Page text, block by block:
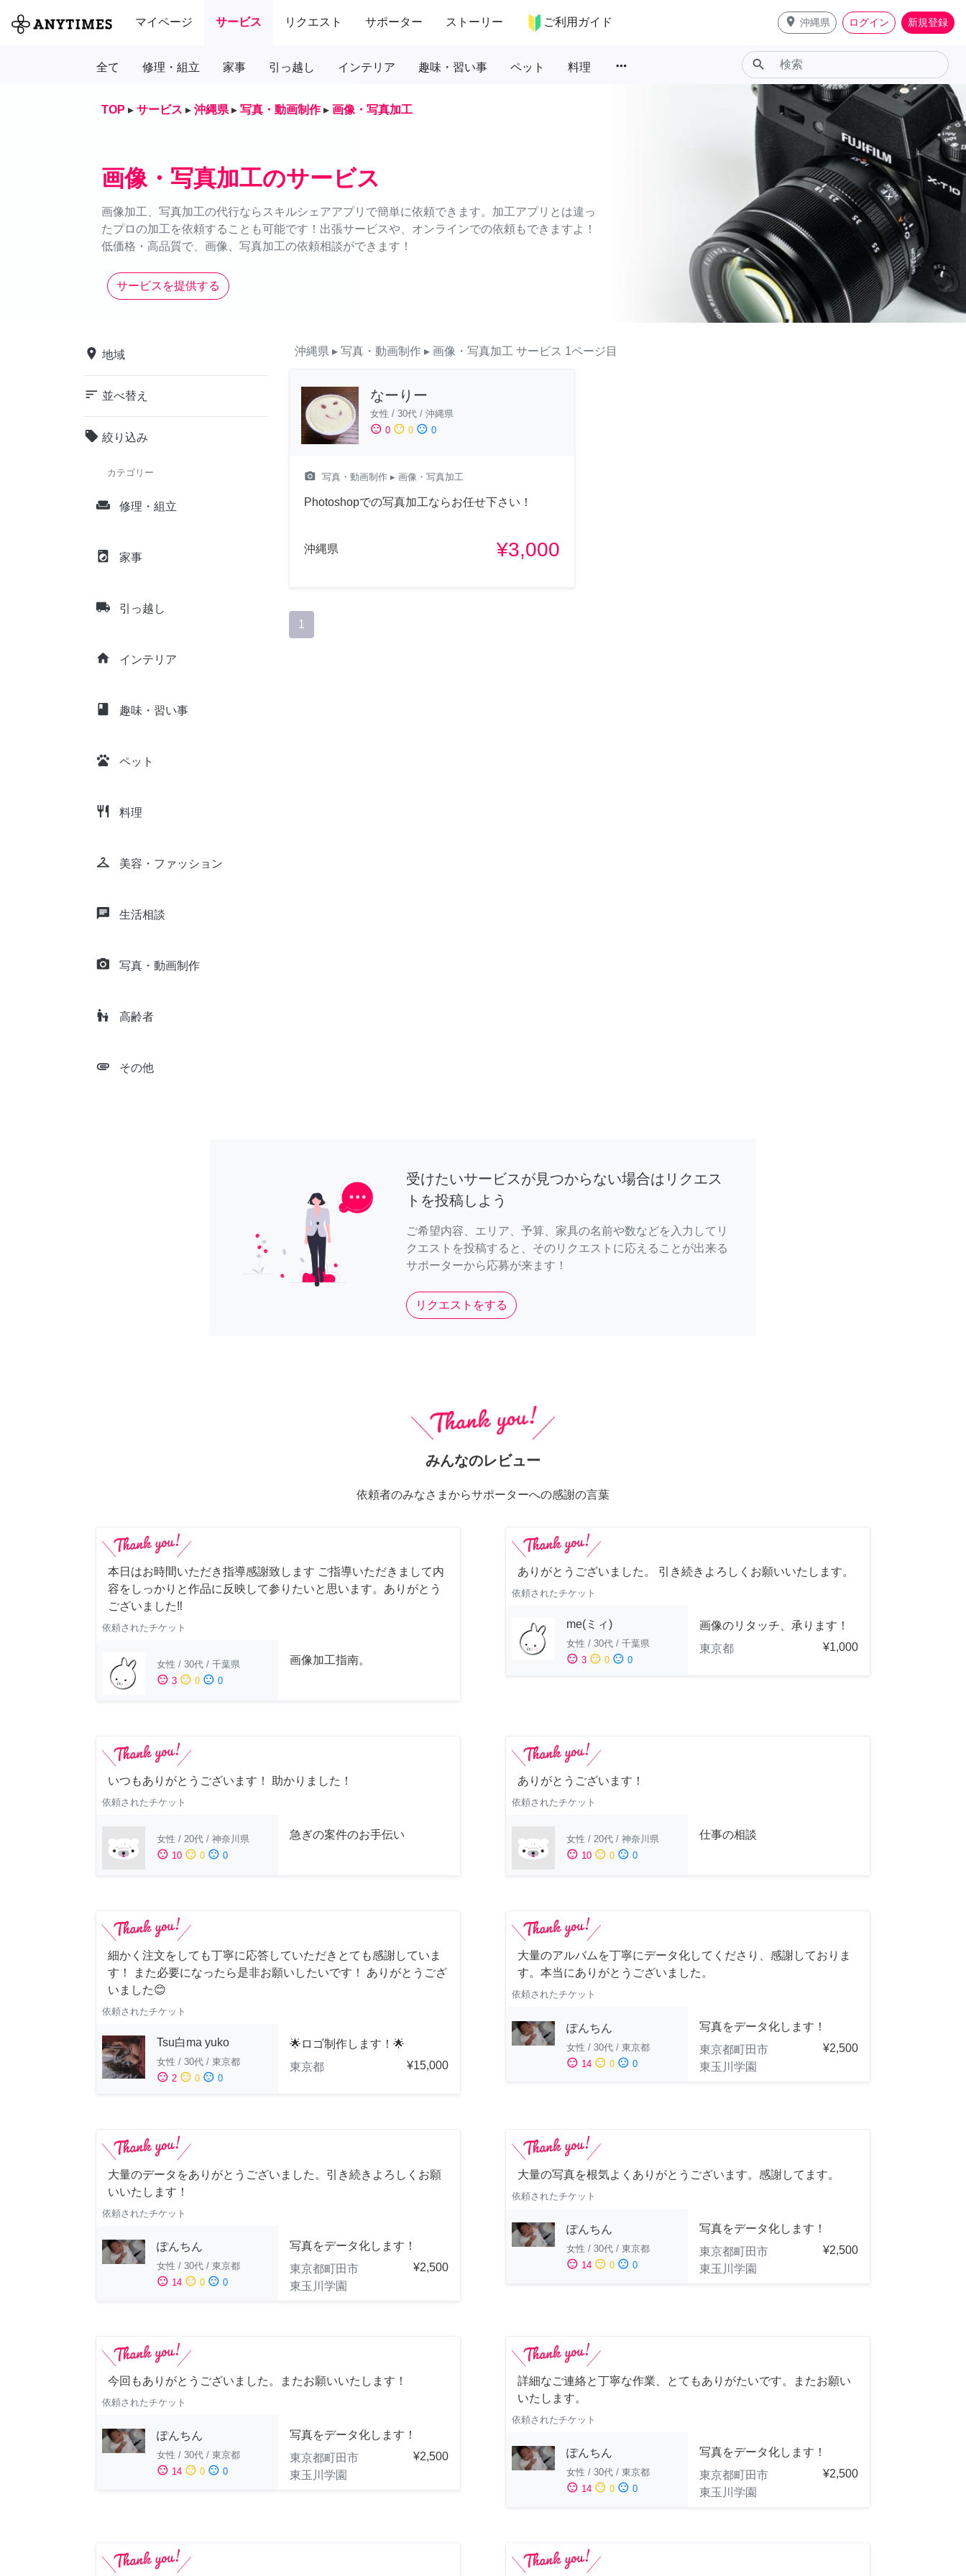
マイページ サービス リクエスト サポーター ストーリー ご利用ガイド place 沖縄県 ログイン 新規登録
全て 修理・組立 家事 引っ越し インテリア 趣味・習い事 ペット 料理 more_horiz search
TOP ▸ サービス ▸ 沖縄県 ▸ 写真・動画制作 ▸ 画像・写真加工
画像・写真加工のサービス
画像加工、写真加工の代行ならスキルシェアアプリで簡単に依頼できます。加工アプリとは違っ
たプロの加工を依頼することも可能です！出張サービスや、オンラインでの依頼もできますよ！
低価格・高品質で、画像、写真加工の依頼相談ができます！
サービスを提供する
place 地域
sort 並べ替え
local_offer 絞り込み
カテゴリー
weekend 修理・組立
local_laundry_service 家事
local_shipping 引っ越し
home インテリア
class 趣味・習い事
pets ペット
restaurant 料理
checkroom 美容・ファッション
chat 生活相談
camera_alt 写真・動画制作
escalator_warning 高齢者
attachment その他
沖縄県 ▸ 写真・動画制作 ▸ 画像・写真加工 サービス 1ページ目
なーりー
女性 / 30代 / 沖縄県
sentiment_satisfied 0 sentiment_neutral 0 sentiment_dissatisfied 0
camera_alt 写真・動画制作 ▸ 画像・写真加工
Photoshopでの写真加工ならお任せ下さい！
沖縄県 ¥3,000
1
受けたいサービスが見つからない場合はリクエス
トを投稿しよう
ご希望内容、エリア、予算、家具の名前や数などを入力してリ
クエストを投稿すると、そのリクエストに応えることが出来る
サポーターから応募が来ます！
リクエストをする
みんなのレビュー
依頼者のみなさまからサポーターへの感謝の言葉
本日はお時間いただき指導感謝致します ご指導いただきまして内
容をしっかりと作品に反映して参りたいと思います。ありがとう
ございました‼️
依頼されたチケット
女性 / 30代 / 千葉県
sentiment_satisfied 3 sentiment_neutral 0 sentiment_dissatisfied 0
画像加工指南。
ありがとうございました。 引き続きよろしくお願いいたします。
依頼されたチケット
me(ミィ)
女性 / 30代 / 千葉県
sentiment_satisfied 3 sentiment_neutral 0 sentiment_dissatisfied 0
画像のリタッチ、承ります！
東京都
¥1,000
いつもありがとうございます！ 助かりました！
依頼されたチケット
女性 / 20代 / 神奈川県
sentiment_satisfied 10 sentiment_neutral 0 sentiment_dissatisfied 0
急ぎの案件のお手伝い
ありがとうございます！
依頼されたチケット
女性 / 20代 / 神奈川県
sentiment_satisfied 10 sentiment_neutral 0 sentiment_dissatisfied 0
仕事の相談
細かく注文をしても丁寧に応答していただきとても感謝していま
す！ また必要になったら是非お願いしたいです！ ありがとうござ
いました😊
依頼されたチケット
Tsu白ma yuko
女性 / 30代 / 東京都
sentiment_satisfied 2 sentiment_neutral 0 sentiment_dissatisfied 0
🌟ロゴ制作します！🌟
東京都
¥15,000
大量のアルバムを丁寧にデータ化してくださり、感謝しておりま
す。本当にありがとうございました。
依頼されたチケット
ぽんちん
女性 / 30代 / 東京都
sentiment_satisfied 14 sentiment_neutral 0 sentiment_dissatisfied 0
写真をデータ化します！
東京都町田市
東玉川学園
¥2,500
大量のデータをありがとうございました。引き続きよろしくお願
いいたします！
依頼されたチケット
ぽんちん
女性 / 30代 / 東京都
sentiment_satisfied 14 sentiment_neutral 0 sentiment_dissatisfied 0
写真をデータ化します！
東京都町田市
東玉川学園
¥2,500
大量の写真を根気よくありがとうございます。感謝してます。
依頼されたチケット
ぽんちん
女性 / 30代 / 東京都
sentiment_satisfied 14 sentiment_neutral 0 sentiment_dissatisfied 0
写真をデータ化します！
東京都町田市
東玉川学園
¥2,500
今回もありがとうございました。またお願いいたします！
依頼されたチケット
ぽんちん
女性 / 30代 / 東京都
sentiment_satisfied 14 sentiment_neutral 0 sentiment_dissatisfied 0
写真をデータ化します！
東京都町田市
東玉川学園
¥2,500
詳細なご連絡と丁寧な作業、とてもありがたいです。またお願い
いたします。
依頼されたチケット
ぽんちん
女性 / 30代 / 東京都
sentiment_satisfied 14 sentiment_neutral 0 sentiment_dissatisfied 0
写真をデータ化します！
東京都町田市
東玉川学園
¥2,500